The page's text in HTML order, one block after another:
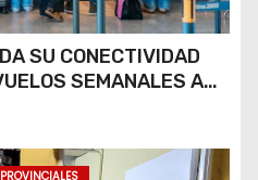
SU CONECTIVIDAD
SEMANALES A
PROVINCIALES